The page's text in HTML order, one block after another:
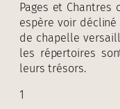
Pages et Chantres
espère voir
de chapelle
les répertoires
leurs trésors.
1